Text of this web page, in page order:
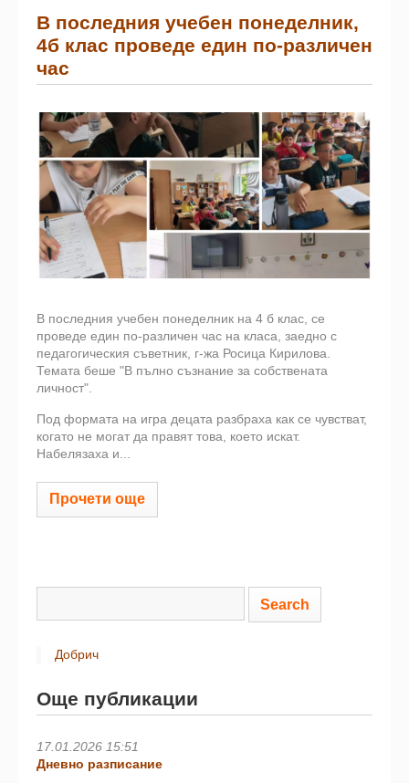
В последния учебен понеделник,
4б клас проведе един по-различен
час
В последния учебен понеделник на 4 б клас, се
проведе един по-различен час на класа, заедно с
педагогическия съветник, г-жа Росица Кирилова.
Темата беше "В пълно съзнание за собствената
личност".
Под формата на игра децата разбраха как се чувстват,
когато не могат да правят това, което искат.
Набелязаха и...
Прочети още
Добрич
Още публикации
17.01.2026 15:51
Дневно разписание